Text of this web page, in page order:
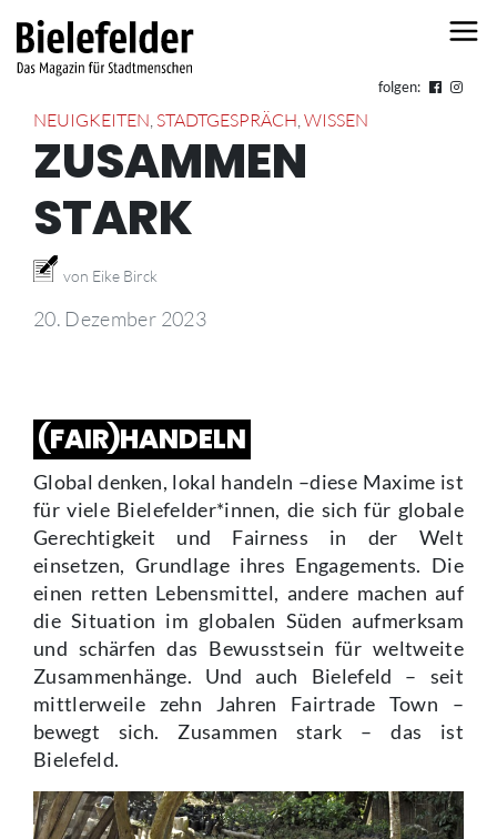
folgen:
NEUIGKEITEN, STADTGESPRÄCH,WISSEN
ZUSAMMEN
STARK
von Eike Birck
20. Dezember 2023
(FAIR)HANDELN
Global denken, lokal handeln –diese Maxime ist
für viele Bielefelder*innen, die sich für globale
Gerechtigkeit und Fairness in der Welt
einsetzen, Grundlage ihres Engagements. Die
einen retten Lebensmittel, andere machen auf
die Situation im globalen Süden aufmerksam
und schärfen das Bewusstsein für weltweite
Zusammenhänge. Und auch Bielefeld – seit
mittlerweile zehn Jahren Fairtrade Town –
bewegt sich. Zusammen stark – das ist
Bielefeld.